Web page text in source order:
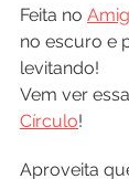
Feita no
no escuro e
levitando!
Vem ver
Círculo!
Aproveita